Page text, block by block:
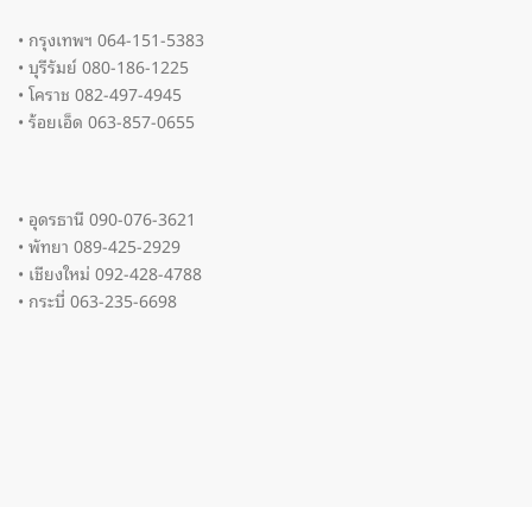
• กรุงเทพฯ 064-151-5383
• บุรีรัมย์ 080-186-1225
• โคราช 082-497-4945
• ร้อยเอ็ด 063-857-0655
• อุดรธานี 090-076-3621
• พัทยา 089-425-2929
• เชียงใหม่ 092-428-4788
• กระบี่ 063-235-6698